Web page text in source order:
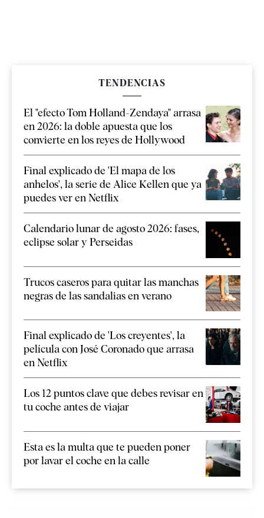
TENDENCIAS
El "efecto Tom Holland-Zendaya" arrasa
en 2026: la doble apuesta que los
convierte en los reyes de Hollywood
Final explicado de 'El mapa de los
anhelos', la serie de Alice Kellen que ya
puedes ver en Netflix
Calendario lunar de agosto 2026: fases,
eclipse solar y Perseidas
Trucos caseros para quitar las manchas
negras de las sandalias en verano
Final explicado de 'Los creyentes', la
película con José Coronado que arrasa
en Netflix
Los 12 puntos clave que debes revisar en
tu coche antes de viajar
Esta es la multa que te pueden poner
por lavar el coche en la calle